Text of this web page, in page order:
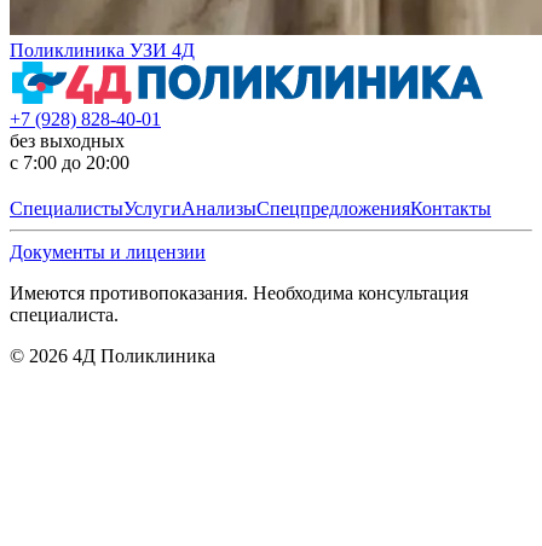
Поликлиника УЗИ 4Д
+7 (928) 828-40-01
без выходных
с 7:00 до 20:00
СпециалистыУслугиАнализыСпецпредложенияКонтакты
Документы и лицензии
Имеются противопоказания. Необходима консультация
специалиста.
© 2026 4Д Поликлиника